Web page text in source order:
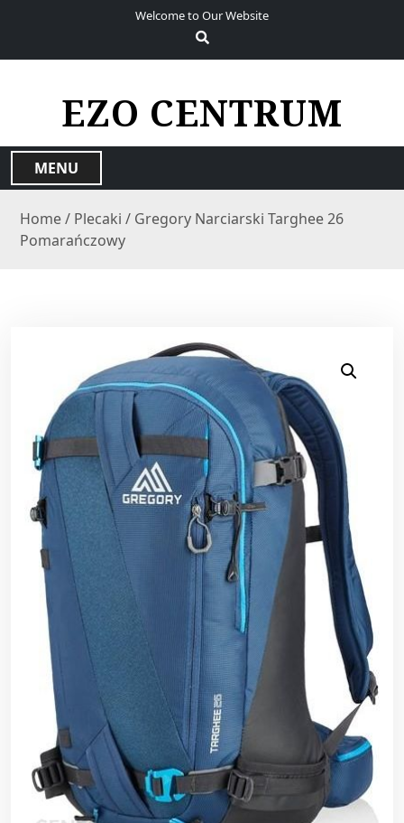
Welcome to Our Website
EZO CENTRUM
MENU
Home/ Plecaki / Gregory Narciarski Targhee 26
Pomarańczowy